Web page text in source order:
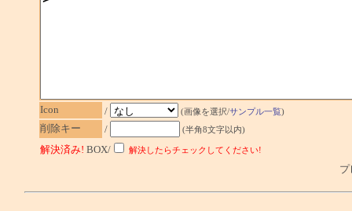
Icon / (画像を選択/サンプル一覧)
削除キー / (半角8文字以内)
解決済み! BOX/ 解決したらチェックしてください!
プ